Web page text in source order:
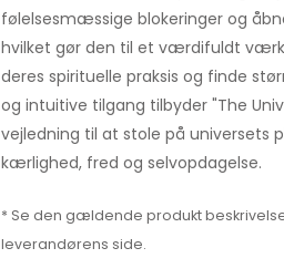
følelsesmæssige blokeringer og
hvilket gør den til et værdifuldt
deres spirituelle praksis og finde
og intuitive tilgang tilbyder "The
vejledning til at stole på universets
kærlighed, fred og selvopdagelse.
* Se den gældende produkt
leverandørens side.